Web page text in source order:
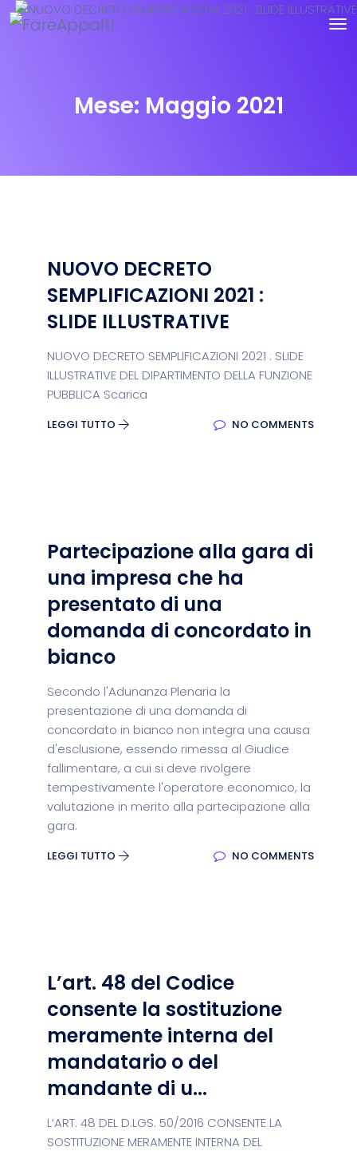
Mese: Maggio 2021
NUOVO DECRETO
SEMPLIFICAZIONI 2021 :
SLIDE ILLUSTRATIVE
NUOVO DECRETO SEMPLIFICAZIONI 2021 : SLIDE
ILLUSTRATIVE DEL DIPARTIMENTO DELLA FUNZIONE
PUBBLICA Scarica
LEGGI TUTTO NO COMMENTS
Partecipazione alla gara di
una impresa che ha
presentato di una
domanda di concordato in
bianco
Secondo l'Adunanza Plenaria la
presentazione di una domanda di
concordato in bianco non integra una causa
d'esclusione, essendo rimessa al Giudice
fallimentare, a cui si deve rivolgere
tempestivamente l'operatore economico, la
valutazione in merito alla partecipazione alla
gara.
LEGGI TUTTO NO COMMENTS
L’art. 48 del Codice
consente la sostituzione
meramente interna del
mandatario o del
mandante di u...
L’ART. 48 DEL D.LGS. 50/2016 CONSENTE LA
SOSTITUZIONE MERAMENTE INTERNA DEL